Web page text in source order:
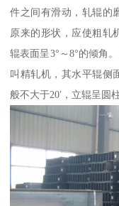
件之间有滑动，轧辊的
原来的形状，应使粗轧
辊表面呈3°～8°的倾角
叫精轧机，其水平辊侧
般不大于20′，立辊呈圆